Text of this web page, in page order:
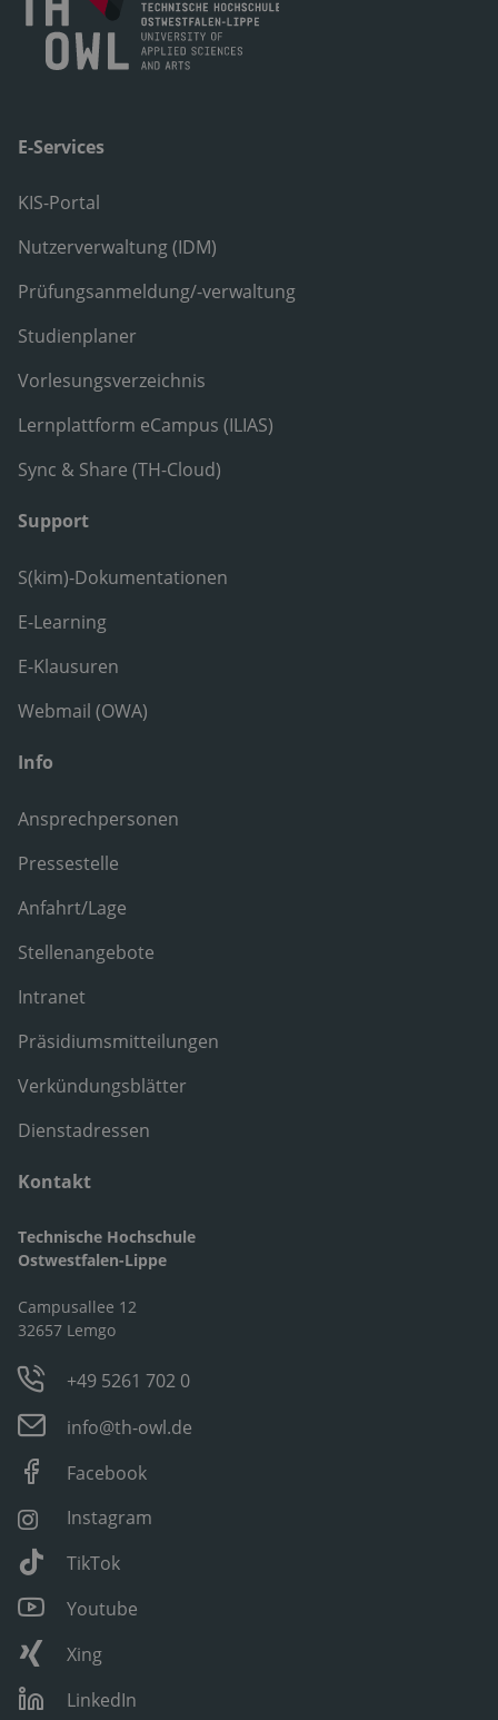
E-Services
KIS-Portal
Nutzerverwaltung (IDM)
Prüfungsanmeldung/-verwaltung
Studienplaner
Vorlesungsverzeichnis
Lernplattform eCampus (ILIAS)
Sync & Share (TH-Cloud)
Support
S(kim)-Dokumentationen
E-Learning
E-Klausuren
Webmail (OWA)
Info
Ansprechpersonen
Pressestelle
Anfahrt/Lage
Stellenangebote
Intranet
Präsidiumsmitteilungen
Verkündungsblätter
Dienstadressen
Kontakt
Technische Hochschule
Ostwestfalen-Lippe
Campusallee 12
32657 Lemgo
+49 5261 702 0
info@th-owl.de
Facebook
Instagram
TikTok
Youtube
Xing
LinkedIn